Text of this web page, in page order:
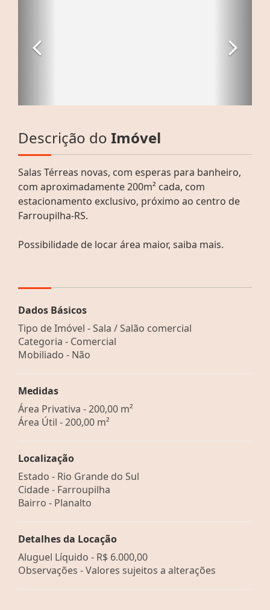
Descrição do Imóvel
Salas Térreas novas, com esperas para banheiro,
com aproximadamente 200m² cada, com
estacionamento exclusivo, próximo ao centro de
Farroupilha-RS.
Possibilidade de locar área maior, saiba mais.
Dados Básicos
Tipo de Imóvel - Sala / Salão comercial
Categoria - Comercial
Mobiliado - Não
Medidas
Área Privativa - 200,00 m²
Área Útil - 200,00 m²
Localização
Estado - Rio Grande do Sul
Cidade - Farroupilha
Bairro - Planalto
Detalhes da Locação
Aluguel Líquido - R$ 6.000,00
Observações - Valores sujeitos a alterações